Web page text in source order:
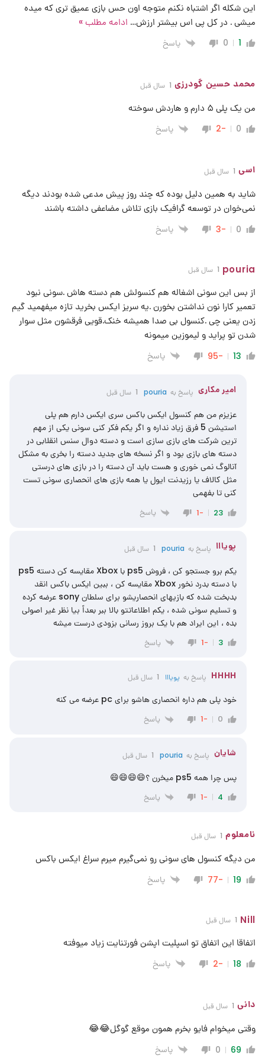
این شکله اگر اشتباه نکنم متوجه اون حس بازی عمیق تری که میده
میشی . در کل پی اس بیشتر ارزش… ادامه مطلب »
1
0 پاسخ
محمد حسین گودرزی 1 سال قبل
من یک پلی ۵ دارم و هاردش سوخته
0
-2 پاسخ
اسی 1 سال قبل
شاید به همین دلیل بوده که چند روز پیش مدعی شده بودند دیگه
نمی‌خوان در توسعه گرافیک بازی تلاش مضاعفی داشته باشند
0
-3 پاسخ
pouria 1 سال قبل
از بس این سونی اشغاله هم کنسولش هم دسته هاش .سونی نبود
تعمیر کارا نون نداشتن بخورن .یه سریز ایکس بخرید تازه میفهمید گیم
زدن یعنی چی .کنسول بی صدا همیشه خنک.قویی فرقشون مثل سوار
شدن تو پراید و لیموزین میمونه
13
-95 پاسخ
امیر مکاری پاسخ به pouria 1 سال قبل
عزیزم من هم کنسول ایکس باکس سری ایکس دارم هم پلی
استیشن 5 فرق زیاد نداره و اگر یکم فکر کنی سونی یکی از مهم
ترین شرکت های بازی سازی است و دسته دوال سنس انقلابی در
دسته های بازی بود و اگر نسخه های جدید دسته را بخری به مشکل
آنالوگ نمی خوری و هست باید آن دسته را در بازی های درستی
مثل کالاف یا رزیدنت ایول یا همه بازی های انحصاری سونی تست
کنی تا بفهمی
23
-1 پاسخ
پویااا پاسخ به pouria 1 سال قبل
یکم برو جستجو کن ، فروش ps5 با Xbox مقایسه کن دسته ps5
با دسته بدرد نخور Xbox مقایسه کن ، ببین ایکس باکس انقد
بدبخت شده که بازیهای انحصاریشو برای سلطان sony عرضه کرده
و تسلیم سونی شده ، یکم اطلاعاتتو بالا ببر بعداً بیا نظر غیر اصولی
بده ، این ایراد هم با یک بروز رسانی بزودی درست میشه
3
-1 پاسخ
HHHH پاسخ به پویااا 1 سال قبل
خود پلی هم داره انحصاری هاشو برای pc عرضه می کنه
0
-1 پاسخ
شایان پاسخ به pouria 1 سال قبل
پس چرا همه ps5 میخرن ؟😄😄😄😄
4
-1 پاسخ
نامعلوم 1 سال قبل
من دیگه کنسول های سونی رو نمی‌گیرم میرم سراغ ایکس باکس
19
-77 پاسخ
Nill 1 سال قبل
اتفاقا این اتفاق تو اسپلیت اپشن فورتنایت زیاد میوفته
18
-2 پاسخ
دانی 1 سال قبل
وقتی میخوام فایو بخرم همون موقع گوگل😂😂
69
0 پاسخ